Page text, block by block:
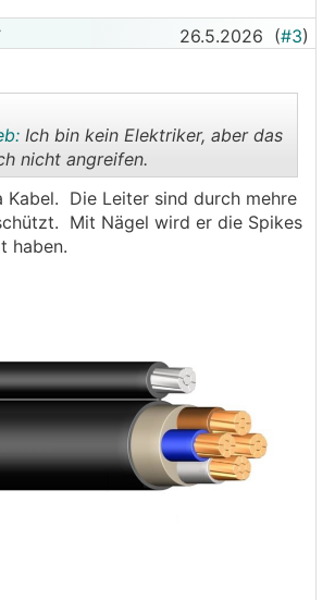
26.5.2026 (#3)
.
Ich bin kein Elektriker, aber das
nicht angreifen.
Kabel. Die Leiter sind durch mehre
Mit Nägel wird er die Spikes
haben.